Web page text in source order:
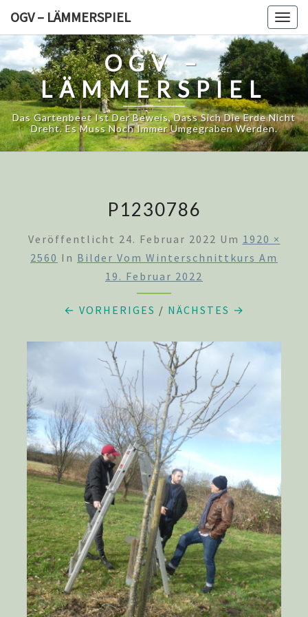
content
OGV – LÄMMERSPIEL
OGV –
LÄMMERSPIEL
Das Gartenbeet Ist Der Beweis, Dass Sich Die Erde Nicht
Dreht. Es Muss Noch Immer Umgegraben Werden.
P1230786
Veröffentlicht 24. Februar 2022 Um 1920 ×
2560 In Bilder Vom Winterschnittkurs Am
19. Februar 2022
← VORHERIGES / NÄCHSTES →